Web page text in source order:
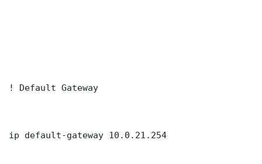
! Default Gateway
ip default-gateway 10.0.21.254